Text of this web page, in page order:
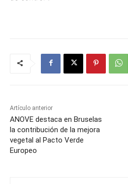
Artículo anterior
ANOVE destaca en Bruselas
la contribución de la mejora
vegetal al Pacto Verde
Europeo